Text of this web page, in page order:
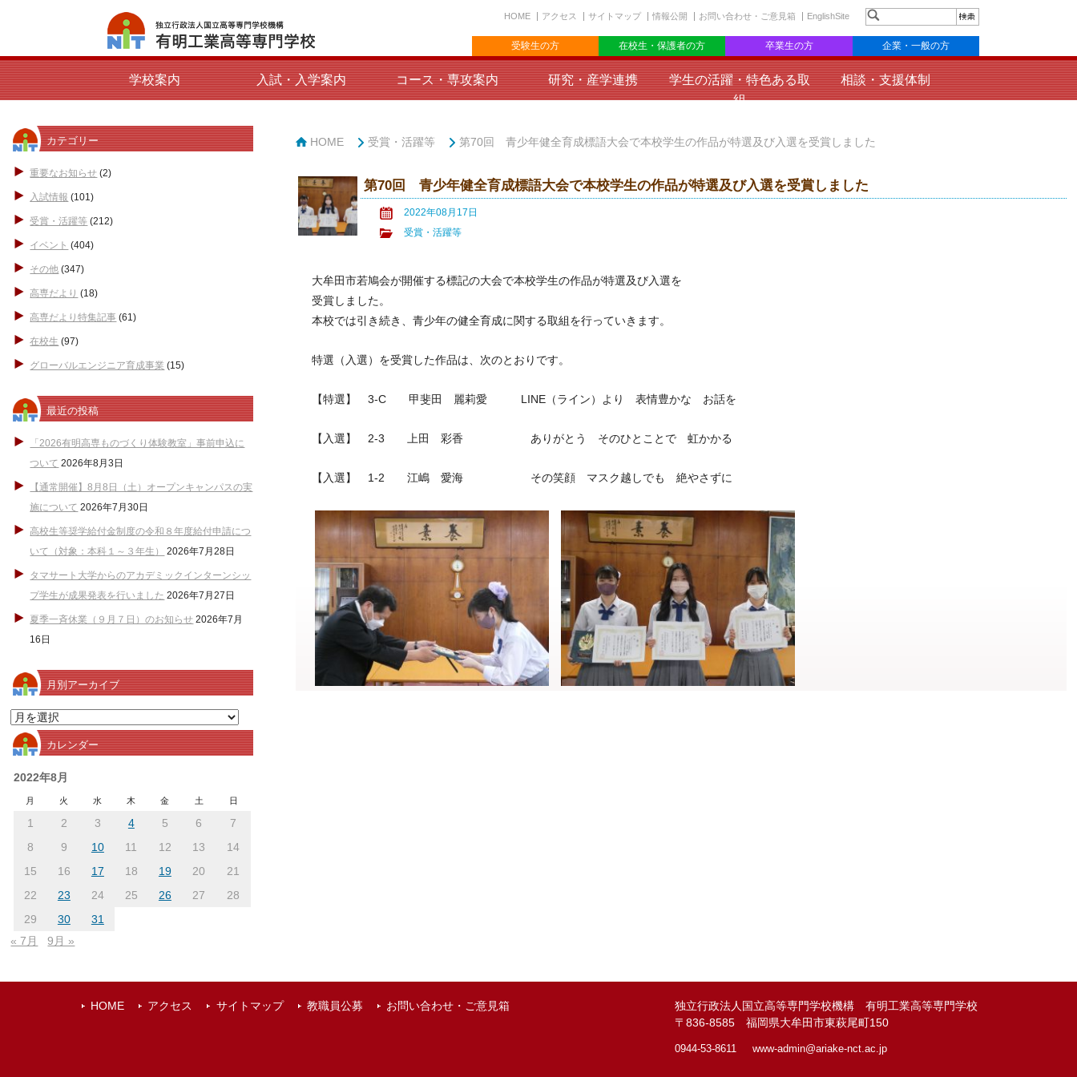
HOME アクセス サイトマップ 情報公開 お問い合わせ・ご意見箱 EnglishSite
受験生の方 在校生・保護者の方 卒業生の方 企業・一般の方
学校案内 入試・入学案内 コース・専攻案内 研究・産学連携
学生の活躍・特色ある取
組
相談・支援体制
カテゴリー
重要なお知らせ (2)
入試情報 (101)
受賞・活躍等 (212)
イベント (404)
その他 (347)
高専だより (18)
高専だより特集記事 (61)
在校生 (97)
グローバルエンジニア育成事業 (15)
最近の投稿
「2026有明高専ものづくり体験教室」事前申込に
ついて 2026年8月3日
【通常開催】8月8日（土）オープンキャンパスの実
施について 2026年7月30日
高校生等奨学給付金制度の令和８年度給付申請につ
いて（対象：本科１～３年生）
2026年7月28日
タマサート大学からのアカデミックインターンシッ
プ学生が成果発表を行いました 2026年7月27日
夏季一斉休業（９月７日）のお知らせ 2026年7月
16日
月別アーカイブ
月
別
ア
ー
カレンダー
2022年8月
月 火 水 木 金 土 日
1 2 3 4 5 6
7
8
9 10 11 12 13
14
15
16 17 18 19 20
21
22
23 24 25 26 27
28
29
30
31
« 7月
9月 »
HOME 受賞・活躍等 第70回 青少年健全育成標語大会で本校学生の作品が特選及び入選を受賞しました
第70回 青少年健全育成標語大会で本校学生の作品が特選及び入選を受賞しました
2022年08月17日
受賞・活躍等
大牟田市若鳩会が開催する標記の大会で本校学生の作品が特選及び入選を
受賞しました。
本校では引き続き、青少年の健全育成に関する取組を行っていきます。
特選（入選）を受賞した作品は、次のとおりです。
【特選】 3-C 甲斐田 麗莉愛 LINE（ライン）より 表情豊かな お話を
【入選】 2-3 上田 彩香 ありがとう そのひとことで 虹かかる
【入選】 1-2 江嶋 愛海 その笑顔 マスク越しでも 絶やさずに
HOME アクセス サイトマップ 教職員公募 お問い合わせ・ご意見箱
独立行政法人国立高等専門学校機構 有明工業高等専門学校
〒836-8585 福岡県大牟田市東萩尾町150
0944-53-8611 www-admin@ariake-nct.ac.jp